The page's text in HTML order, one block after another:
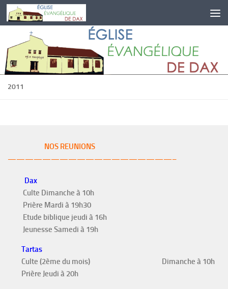
Skip to content
2011
NOS REUNIONS
———————————————————–
Dax
Culte Dimanche à 10h
Prière Mardi à 19h30
Etude biblique jeudi à 16h
Jeunesse Samedi à 19h
Tartas
Culte (2ème du mois) Dimanche à 10h
Prière Jeudi à 20h